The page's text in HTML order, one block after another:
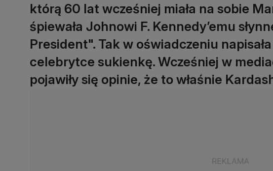
którą 60 lat wcześniej miała na sobie
śpiewała Johnowi F. Kennedy’emu
President". Tak w oświadczeniu
celebrytce sukienkę. Wcześniej w
pojawiły się opinie, że to właśnie